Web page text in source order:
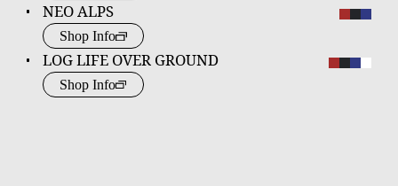
NEO ALPS
Shop Info
LOG LIFE OVER GROUND
Shop Info